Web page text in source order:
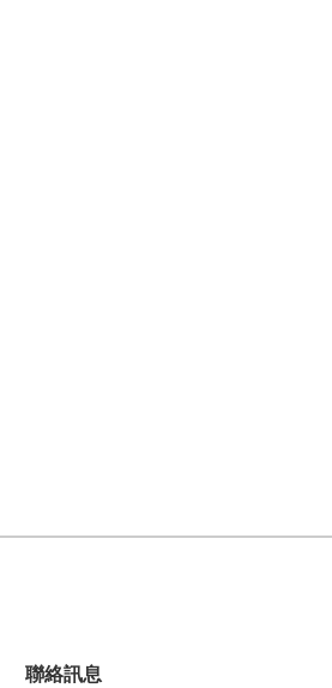
聯絡訊息